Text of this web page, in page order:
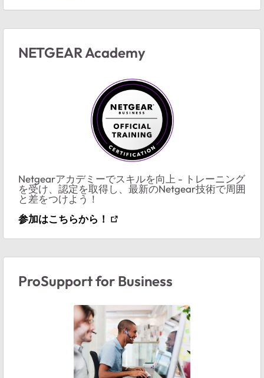
NETGEAR Academy
Netgearアカデミーでスキルを向上 - トレーニング
を受け、認定を取得し、最新のNetgear技術で周囲
と差をつけよう！
参加はこちらから！
ProSupport for Business